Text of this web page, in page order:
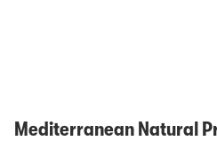
Mediterranean Natural